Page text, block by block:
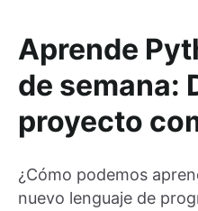
Aprende
de semana:
proyecto
¿Cómo podemos
nuevo lenguaje de